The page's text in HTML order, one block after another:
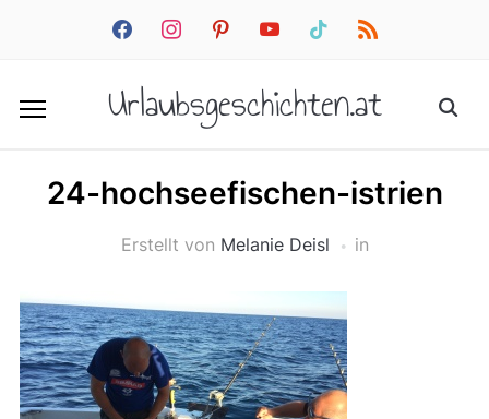
facebookinstagrampinterestyoutube tiktok rss
Urlaubsgeschichten.at
24-hochseefischen-istrien
Erstellt von Melanie Deisl in